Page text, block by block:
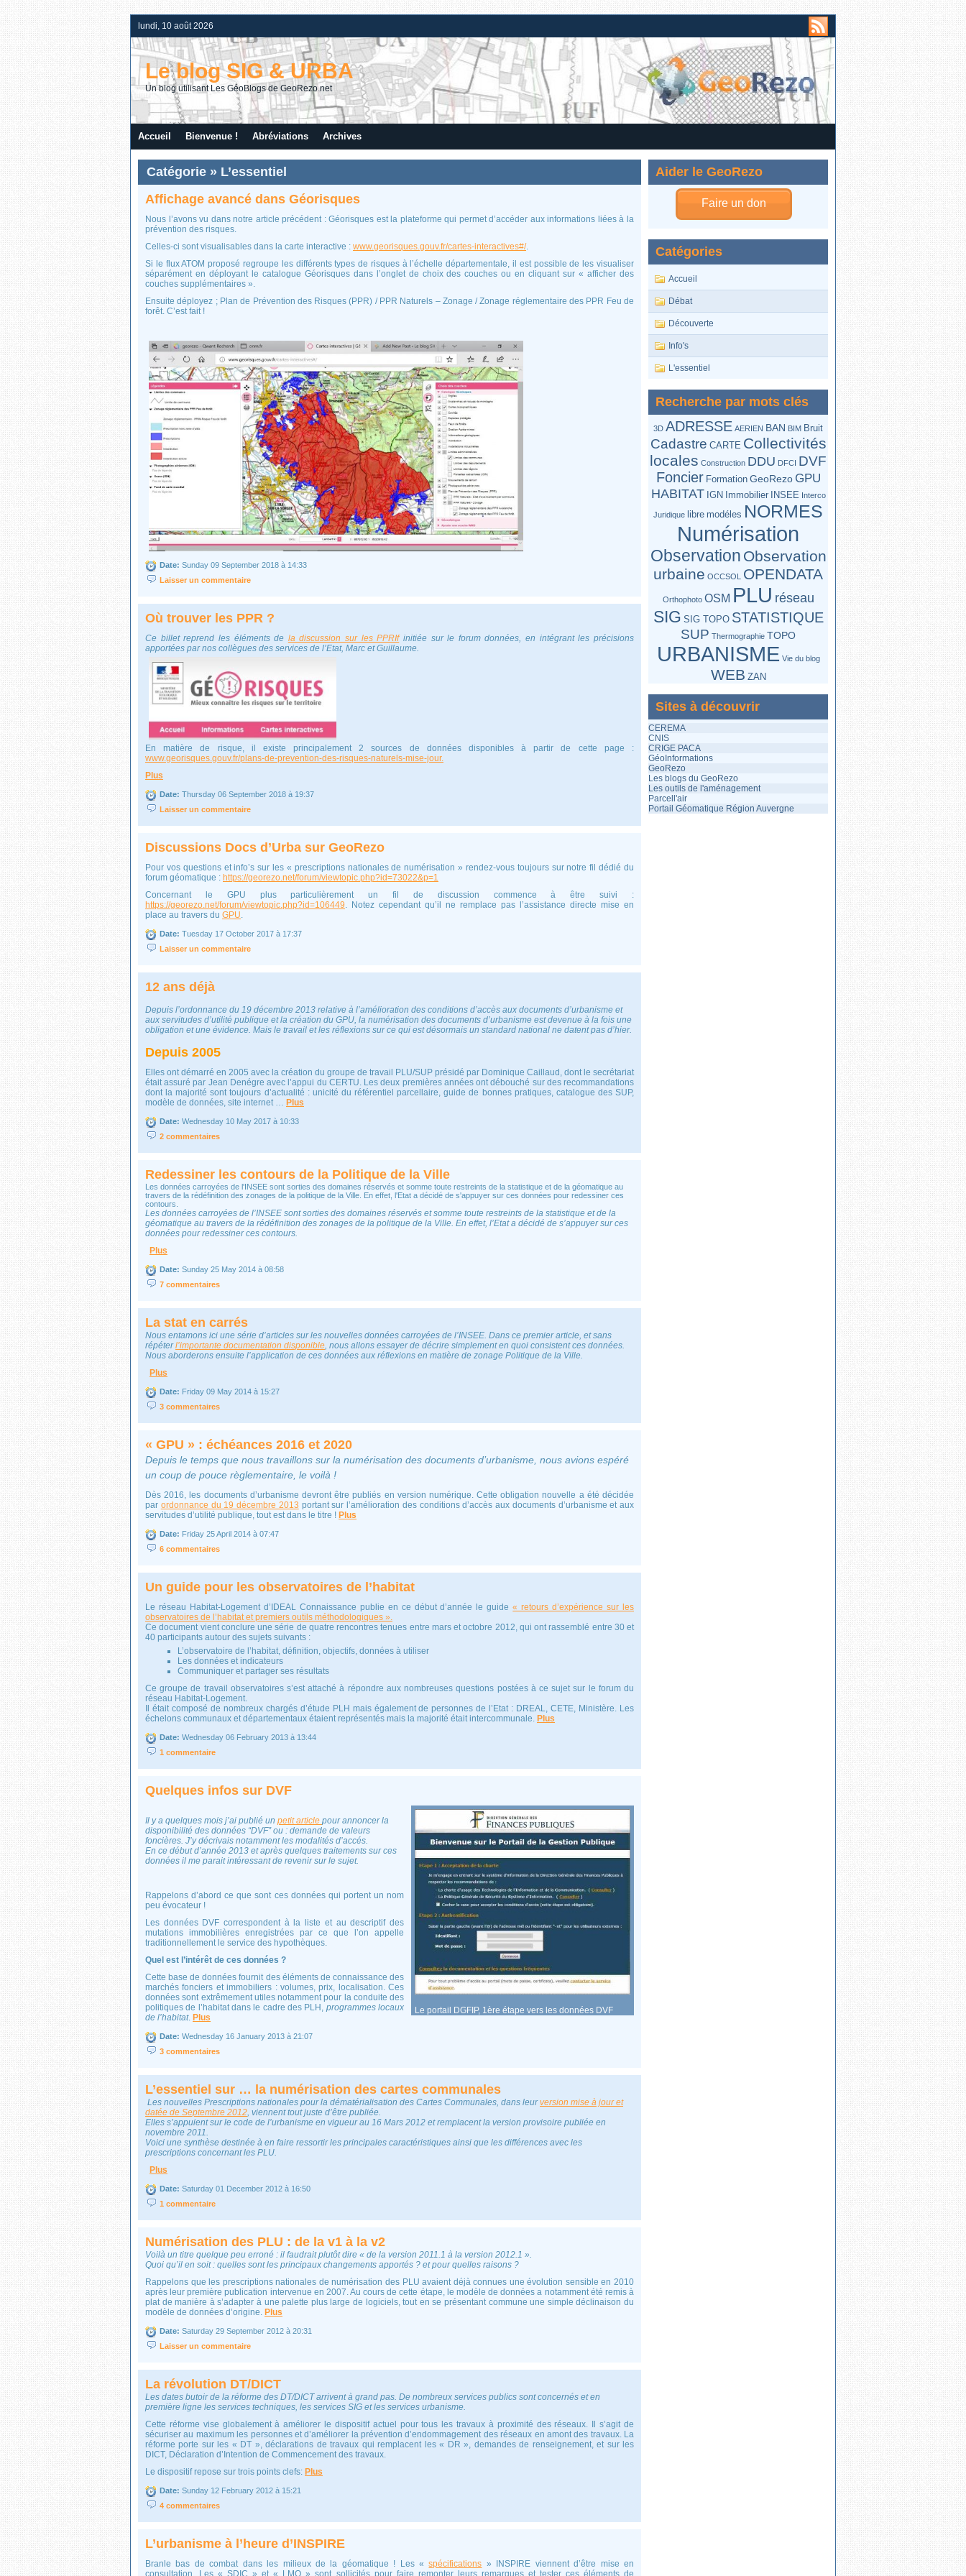
lundi, 10 août 2026
Le blog SIG & URBA
Un blog utilisant Les GéoBlogs de GeoRezo.net
Accueil Bienvenue ! Abréviations Archives
Aider le GeoRezo
Faire un don
Catégories
Accueil
Débat
Découverte
Info's
L'essentiel
Recherche par mots clés
3D ADRESSE AERIEN BAN BIM Bruit
Cadastre CARTE Collectivités
locales Construction DDU DFCI DVF
Foncier Formation GeoRezo GPU
HABITAT IGN Immobilier INSEE Interco
Juridique libre modéles NORMES
Numérisation
Observation Observation
urbaine OCCSOL OPENDATA
Orthophoto OSM PLU réseau
SIG SIG TOPO STATISTIQUE
SUP Thermographie TOPO
URBANISME Vie du blog
WEB ZAN
Sites à découvrir
CEREMA
CNIS
CRIGE PACA
GéoInformations
GeoRezo
Les blogs du GeoRezo
Les outils de l'aménagement
Parcell'air
Portail Géomatique Région Auvergne
Catégorie » L’essentiel
Affichage avancé dans Géorisques
Nous l’avons vu dans notre article précédent : Géorisques est la plateforme qui permet d’accéder aux informations liées à la
prévention des risques.
Celles-ci sont visualisables dans la carte interactive : www.georisques.gouv.fr/cartes-interactives#/.
Si le flux ATOM proposé regroupe les différents types de risques à l’échelle départementale, il est possible de les visualiser
séparément en déployant le catalogue Géorisques dans l’onglet de choix des couches ou en cliquant sur « afficher des
couches supplémentaires ».
Ensuite déployez ; Plan de Prévention des Risques (PPR) / PPR Naturels – Zonage / Zonage réglementaire des PPR Feu de
forêt. C’est fait !
Date: Sunday 09 September 2018 à 14:33
Laisser un commentaire
Où trouver les PPR ?
Ce billet reprend les éléments de la discussion sur les PPRIfinitiée sur le forum données, en intégrant les précisions
apportées par nos collègues des services de l’Etat, Marc et Guillaume.
En matière de risque, il existe principalement 2 sources de données disponibles à partir de cette page :
www.georisques.gouv.fr/plans-de-prevention-des-risques-naturels-mise-jour.
Plus
Date: Thursday 06 September 2018 à 19:37
Laisser un commentaire
Discussions Docs d’Urba sur GeoRezo
Pour vos questions et info’s sur les « prescriptions nationales de numérisation » rendez-vous toujours sur notre fil dédié du
forum géomatique : https://georezo.net/forum/viewtopic.php?id=73022&p=1
Concernant le GPU plus particulièrement un fil de discussion commence à être suivi :
https://georezo.net/forum/viewtopic.php?id=106449. Notez cependant qu’il ne remplace pas l’assistance directe mise en
place au travers du GPU.
Date: Tuesday 17 October 2017 à 17:37
Laisser un commentaire
12 ans déjà
Depuis l’ordonnance du 19 décembre 2013 relative à l’amélioration des conditions d’accès aux documents d’urbanisme et
aux servitudes d’utilité publique et la création du GPU, la numérisation des documents d’urbanisme est devenue à la fois une
obligation et une évidence. Mais le travail et les réflexions sur ce qui est désormais un standard national ne datent pas d’hier.
Depuis 2005
Elles ont démarré en 2005 avec la création du groupe de travail PLU/SUP présidé par Dominique Caillaud, dont le secrétariat
était assuré par Jean Denégre avec l’appui du CERTU. Les deux premières années ont débouché sur des recommandations
dont la majorité sont toujours d’actualité : unicité du référentiel parcellaire, guide de bonnes pratiques, catalogue des SUP,
modèle de données, site internet … Plus
Date: Wednesday 10 May 2017 à 10:33
2 commentaires
Redessiner les contours de la Politique de la Ville
Les données carroyées de l'INSEE sont sorties des domaines réservés et somme toute restreints de la statistique et de la géomatique au
travers de la rédéfinition des zonages de la politique de la Ville. En effet, l'Etat a décidé de s'appuyer sur ces données pour redessiner ces
contours.
Les données carroyées de l’INSEE sont sorties des domaines réservés et somme toute restreints de la statistique et de la
géomatique au travers de la rédéfinition des zonages de la politique de la Ville. En effet, l’Etat a décidé de s’appuyer sur ces
données pour redessiner ces contours.
Plus
Date: Sunday 25 May 2014 à 08:58
7 commentaires
La stat en carrés
Nous entamons ici une série d’articles sur les nouvelles données carroyées de l’INSEE. Dans ce premier article, et sans
répéterl’importante documentation disponible, nous allons essayer de décrire simplement en quoi consistent ces données.
Nous aborderons ensuite l’application de ces données aux réflexions en matière de zonage Politique de la Ville.
Plus
Date: Friday 09 May 2014 à 15:27
3 commentaires
« GPU » : échéances 2016 et 2020
Depuis le temps que nous travaillons sur la numérisation des documents d’urbanisme, nous avions espéré
un coup de pouce règlementaire, le voilà !
Dès 2016, les documents d’urbanisme devront être publiés en version numérique. Cette obligation nouvelle a été décidée
par ordonnance du 19 décembre 2013 portant sur l’amélioration des conditions d’accès aux documents d’urbanisme et aux
servitudes d’utilité publique, tout est dans le titre ! Plus
Date: Friday 25 April 2014 à 07:47
6 commentaires
Un guide pour les observatoires de l’habitat
Le réseau Habitat-Logement d’IDEAL Connaissance publie en ce début d’année le guide« retours d’expérience sur les
observatoires de l’habitat et premiers outils méthodologiques ».
Ce document vient conclure une série de quatre rencontres tenues entre mars et octobre 2012, qui ont rassemblé entre 30 et
40 participants autour des sujets suivants :
L’observatoire de l’habitat, définition, objectifs, données à utiliser
Les données et indicateurs
Communiquer et partager ses résultats
Ce groupe de travail observatoires s’est attaché à répondre aux nombreuses questions postées à ce sujet sur le forum du
réseau Habitat-Logement.
Il était composé de nombreux chargés d’étude PLH mais également de personnes de l’Etat : DREAL, CETE, Ministère. Les
échelons communaux et départementaux étaient représentés mais la majorité était intercommunale. Plus
Date: Wednesday 06 February 2013 à 13:44
1 commentaire
Quelques infos sur DVF
Le portail DGFIP, 1ère étape vers les données DVF
Il y a quelques mois j’ai publié un petit article pour annoncer la
disponibilité des données “DVF” ou : demande de valeurs
foncières. J’y décrivais notamment les modalités d’accés.
En ce début d’année 2013 et après quelques traitements sur ces
données il me parait intéressant de revenir sur le sujet.
Rappelons d’abord ce que sont ces données qui portent un nom
peu évocateur !
Les données DVF correspondent à la liste et au descriptif des
mutations immobilières enregistrées par ce que l’on appelle
traditionnellement le service des hypothèques.
Quel est l’intérêt de ces données ?
Cette base de données fournit des éléments de connaissance des
marchés fonciers et immobiliers : volumes, prix, localisation. Ces
données sont extrêmement utiles notamment pour la conduite des
politiques de l’habitat dans le cadre des PLH, programmes locaux
de l’habitat. Plus
Date: Wednesday 16 January 2013 à 21:07
3 commentaires
L’essentiel sur … la numérisation des cartes communales
Les nouvelles Prescriptions nationales pour la dématérialisation des Cartes Communales, dans leurversion mise à jour et
datée de Septembre 2012, viennent tout juste d’être publiée.
Elles s’appuient sur le code de l’urbanisme en vigueur au 16 Mars 2012 et remplacent la version provisoire publiée en
novembre 2011.
Voici une synthèse destinée à en faire ressortir les principales caractéristiques ainsi que les différences avec les
prescriptions concernant les PLU.
Plus
Date: Saturday 01 December 2012 à 16:50
1 commentaire
Numérisation des PLU : de la v1 à la v2
Voilà un titre quelque peu erroné : il faudrait plutôt dire « de la version 2011.1 à la version 2012.1 ».
Quoi qu’il en soit : quelles sont les principaux changements apportés ? et pour quelles raisons ?
Rappelons que les prescriptions nationales de numérisation des PLU avaient déjà connues une évolution sensible en 2010
après leur première publication intervenue en 2007. Au cours de cette étape, le modèle de données a notamment été remis à
plat de manière à s’adapter à une palette plus large de logiciels, tout en se présentant commune une simple déclinaison du
modèle de données d’origine. Plus
Date: Saturday 29 September 2012 à 20:31
Laisser un commentaire
La révolution DT/DICT
Les dates butoir de la réforme des DT/DICT arrivent à grand pas. De nombreux services publics sont concernés et en
première ligne les services techniques, les services SIG et les services urbanisme.
Cette réforme vise globalement à améliorer le dispositif actuel pour tous les travaux à proximité des réseaux. Il s’agit de
sécuriser au maximum les personnes et d’améliorer la prévention d’endommagement des réseaux en amont des travaux. La
réforme porte sur les « DT », déclarations de travaux qui remplacent les « DR », demandes de renseignement, et sur les
DICT, Déclaration d’Intention de Commencement des travaux.
Le dispositif repose sur trois points clefs: Plus
Date: Sunday 12 February 2012 à 15:21
4 commentaires
L’urbanisme à l’heure d’INSPIRE
Branle bas de combat dans les milieux de la géomatique ! Les «spécifications » INSPIRE viennent d’être mise en
consultation. Les « SDIC » et « LMO » sont sollicités pour faire remonter leurs remarques et tester ces éléments de